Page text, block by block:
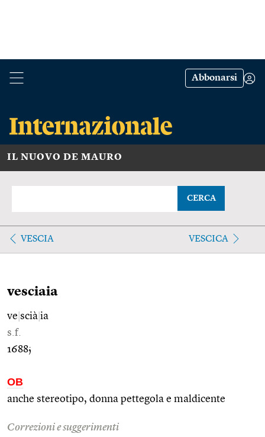
Abbonarsi
IL NUOVO DE MAURO
CERCA
VESCIA VESCICA
vesciaia
ve scià ia
s.f.
1688;
OB
anche stereotipo, donna pettegola e maldicente
Correzioni e suggerimenti